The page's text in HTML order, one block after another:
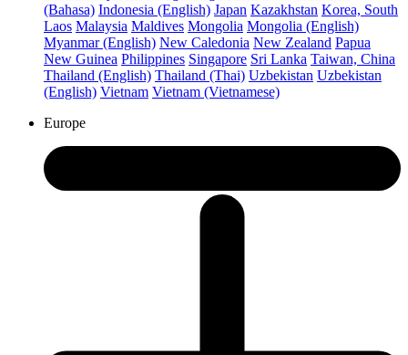
(Bahasa) Indonesia (English) Japan Kazakhstan Korea, South
Laos Malaysia Maldives Mongolia Mongolia (English)
Myanmar (English) New Caledonia New Zealand Papua
New Guinea Philippines Singapore Sri Lanka Taiwan, China
Thailand (English) Thailand (Thai) Uzbekistan Uzbekistan
(English) Vietnam Vietnam (Vietnamese)
Europe